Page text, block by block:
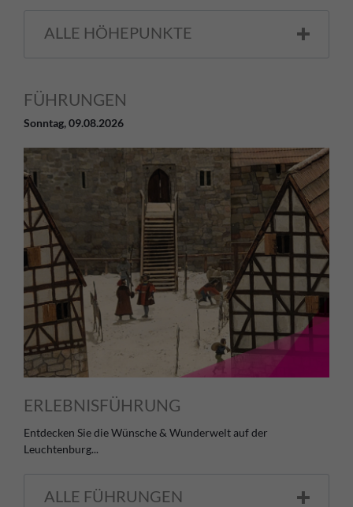
ALLE HÖHEPUNKTE
FÜHRUNGEN
Sonntag,09.08.2026
ERLEBNISFÜHRUNG
Entdecken Sie die Wünsche & Wunderwelt auf der
Leuchtenburg...
ALLE FÜHRUNGEN